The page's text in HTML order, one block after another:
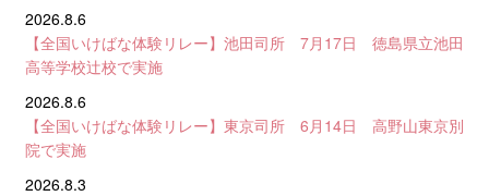
2026.8.6
【全国いけばな体験リレー】池田司所 7月17日 徳島県立池田
高等学校辻校で実施
2026.8.6
【全国いけばな体験リレー】東京司所 6月14日 高野山東京別
院で実施
2026.8.3